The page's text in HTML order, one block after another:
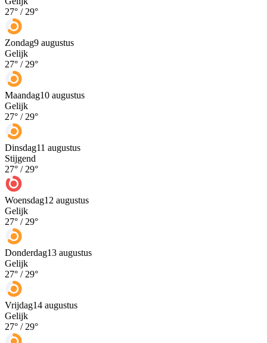
27° / 29°
Zondag9 augustus
Gelijk
27° / 29°
Maandag10 augustus
Gelijk
27° / 29°
Dinsdag11 augustus
Stijgend
27° / 29°
Woensdag12 augustus
Gelijk
27° / 29°
Donderdag13 augustus
Gelijk
27° / 29°
Vrijdag14 augustus
Gelijk
27° / 29°